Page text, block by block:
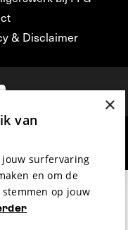
& Disclaimer
×
van
jouw surfervaring
en om de
op jouw